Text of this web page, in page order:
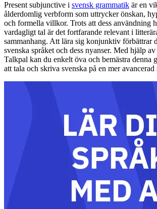
Present subjunctive i svensk grammatik är en
ålderdomlig verbform som uttrycker önskan,
och formella villkor. Trots att dess användning
vardagligt tal är det fortfarande relevant i
sammanhang. Att lära sig konjunktiv förbättrar
svenska språket och dess nyanser. Med hjälp av
Talkpal kan du enkelt öva och bemästra denna
att tala och skriva svenska på en mer avancerad